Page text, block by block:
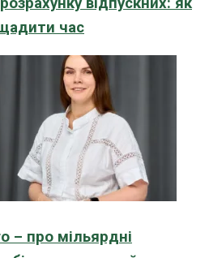
час
– про мільярдні